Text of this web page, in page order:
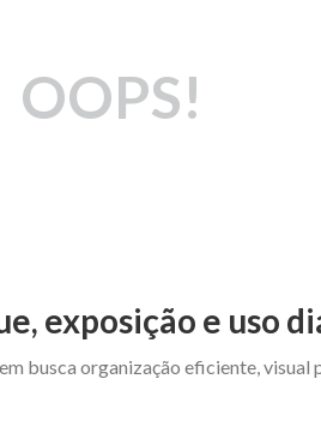
OOPS!
exposição e uso
busca organização eficiente,